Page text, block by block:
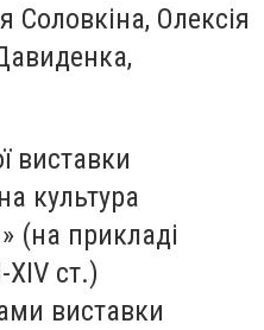
Соловкіна, Олексія
виставки
культура
(на прикладі
ст.)
виставки